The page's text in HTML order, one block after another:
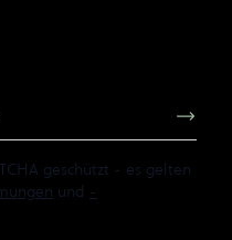
geschützt - es gelten
und -